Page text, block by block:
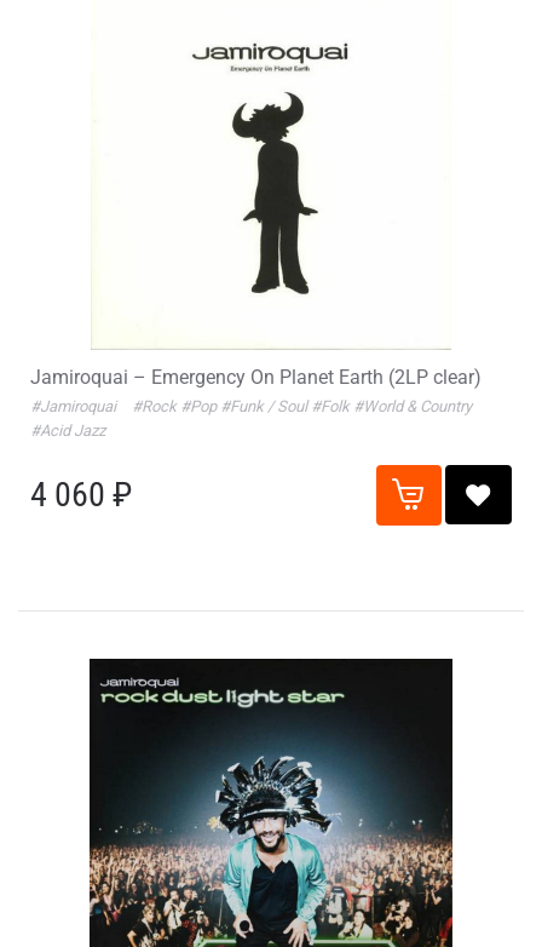
Jamiroquai – Emergency On Planet Earth (2LP clear)
#Jamiroquai #Rock #Pop #Funk / Soul #Folk #World & Country
#Acid Jazz
4 060 ₽